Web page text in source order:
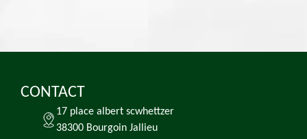
CONTACT
17 place albert scwhettzer
38300 Bourgoin Jallieu